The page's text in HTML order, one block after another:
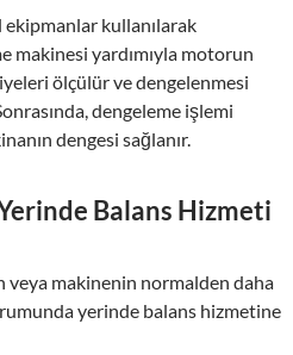
ekipmanlar kullanılarak
makinesi yardımıyla motorun
ölçülür ve dengelenmesi
dengeleme işlemi
dengesi sağlanır.
Balans Hizmeti
makinenin normalden daha
yerinde balans hizmetine